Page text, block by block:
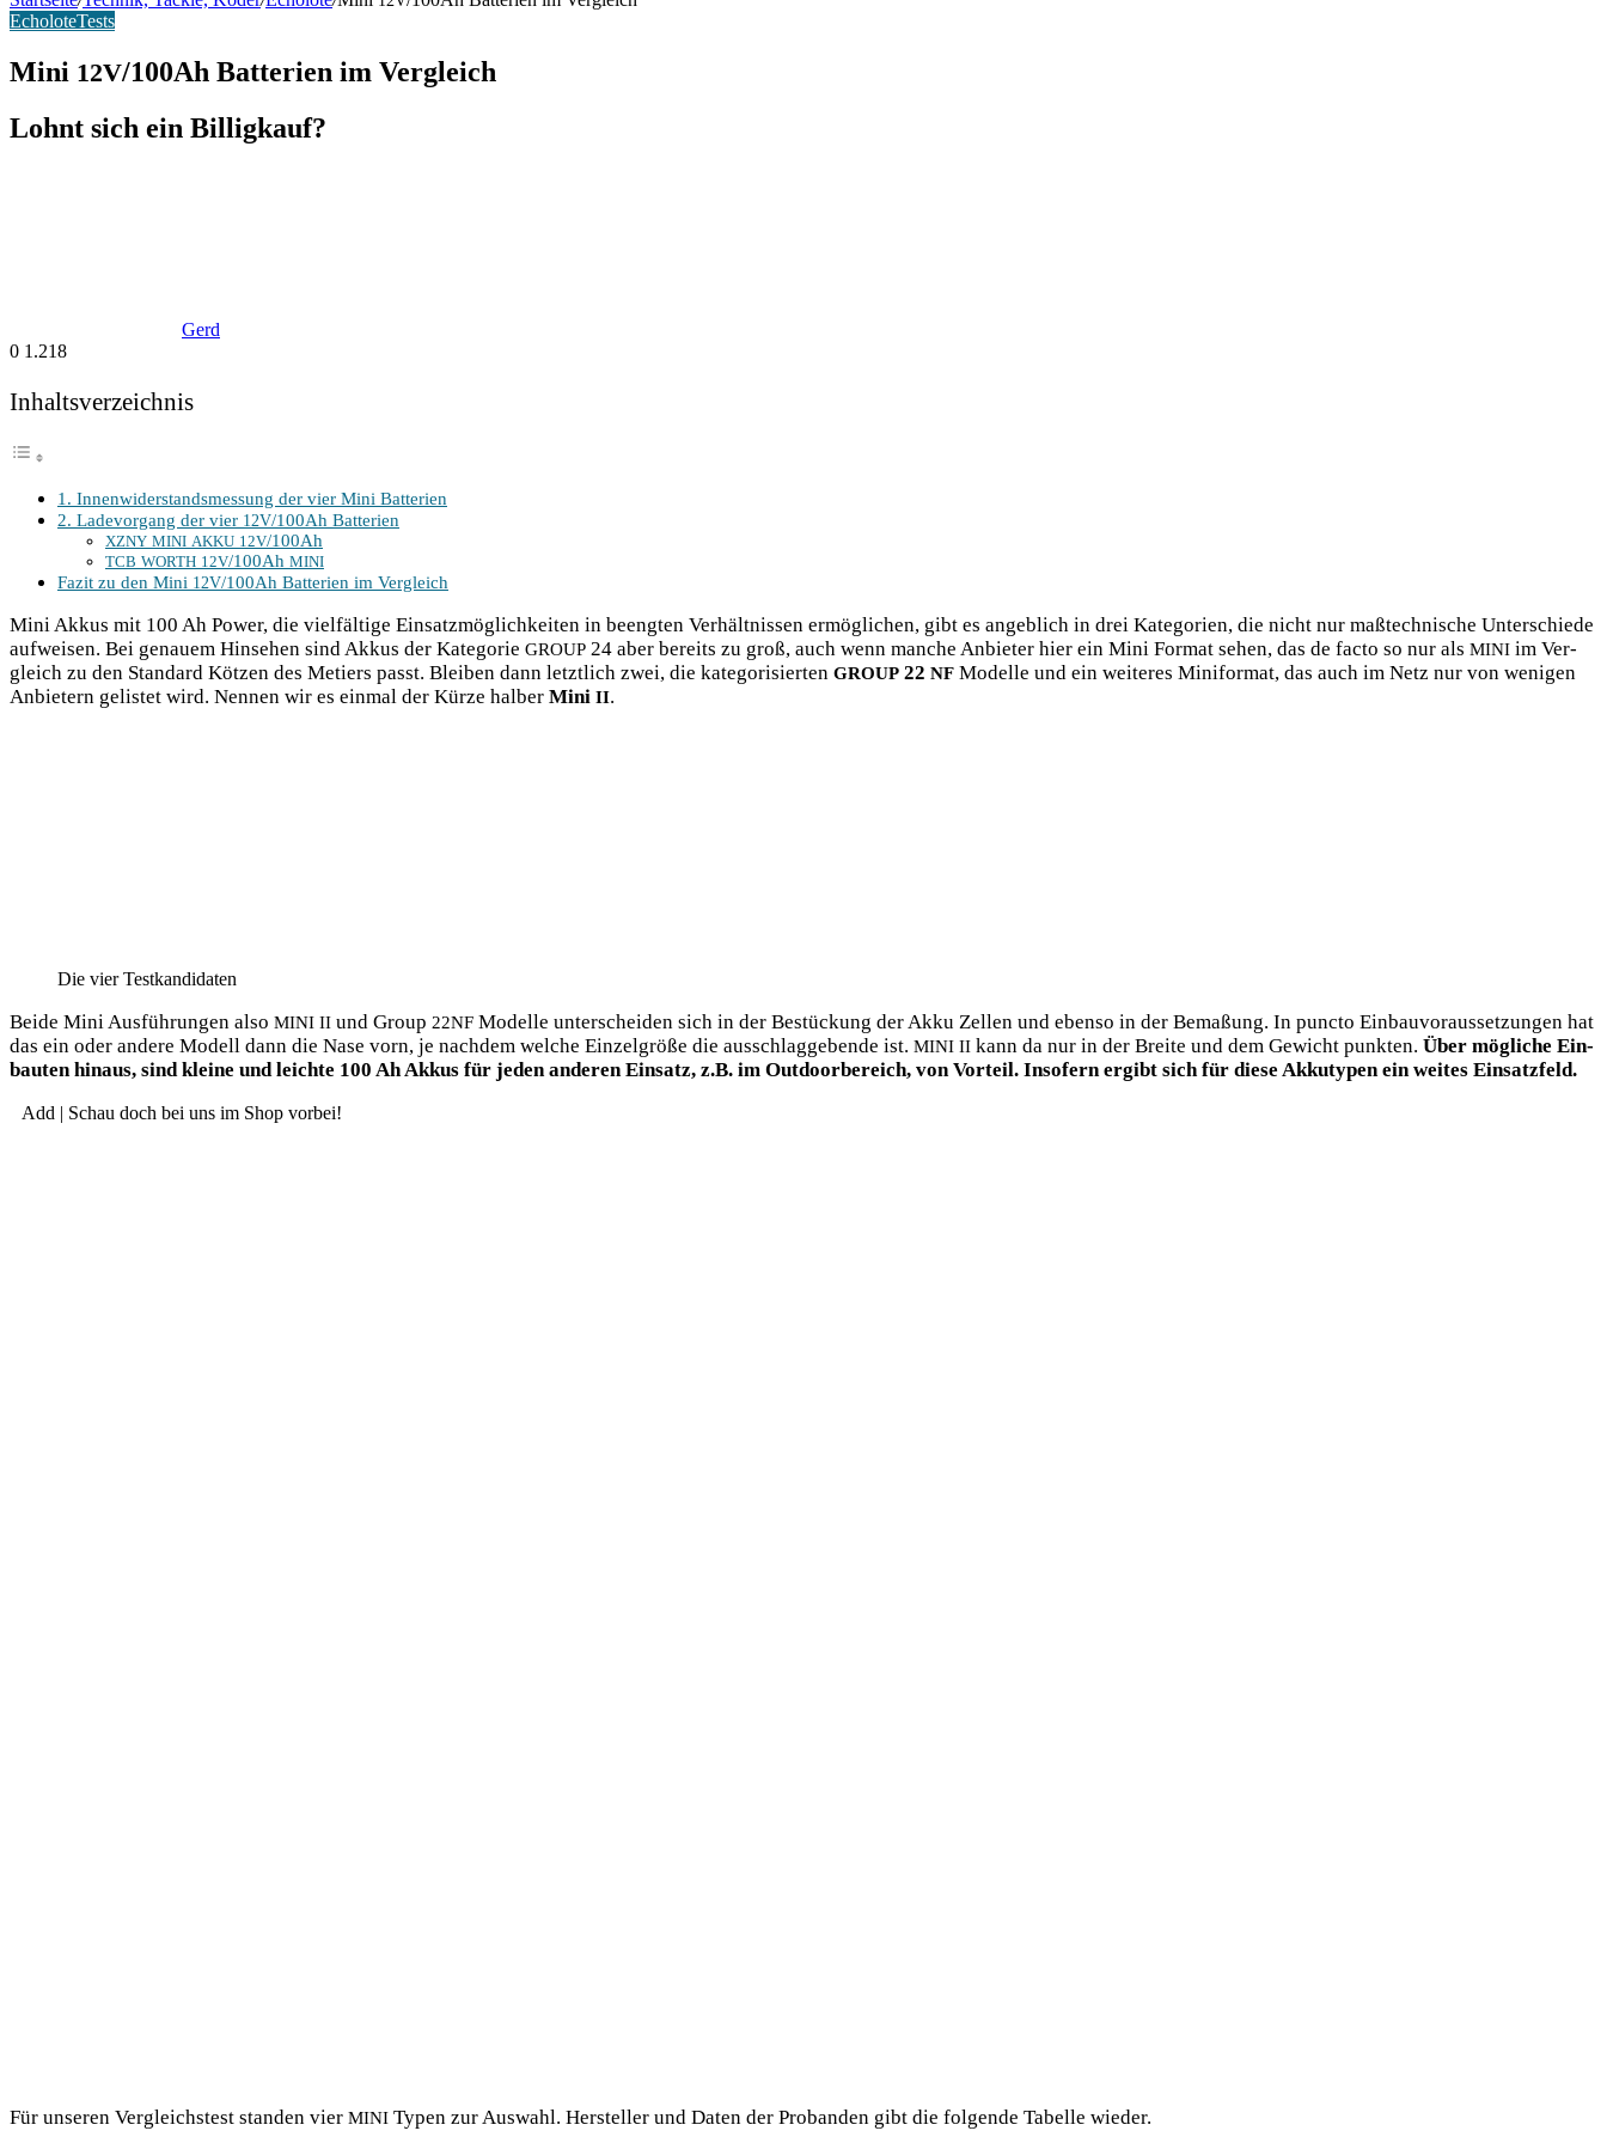
EcholoteTests
Mini 12V/100Ah Batterien im Vergleich
Lohnt sich ein Billigkauf?
Gerd
0 1.218
Inhalts­ver­zeich­nis
1. Innen­wi­der­stands­mes­sung der vier Mini Batterien
2. Lade­vor­gang der vier 12V/100Ah Batterien
XZNY MINI AKKU 12V/100Ah
TCB WORTH 12V/100Ah MINI
Fazit zu den Mini 12V/100Ah Bat­te­rien im Vergleich
Mini Akkus mit 100 Ah Power, die viel­fäl­ti­ge Ein­satz­mög­lich­kei­ten in beeng­ten Ver­hält­nis­sen ermög­li­chen, gibt es angeb­lich in drei Kate­go­rien, die nicht nur maß­tech­ni­sche Unter­schie­de
auf­wei­sen. Bei genau­em Hin­se­hen sind Akkus der Kate­go­rie GROUP 24 aber bereits zu groß, auch wenn man­che Anbie­ter hier ein Mini For­mat sehen, das de fac­to so nur als MINI im Ver­
gleich zu den Stan­dard Köt­zen des Metiers passt. Blei­ben dann letzt­lich zwei, die kate­go­ri­sier­ten GROUP 22 NF Model­le und ein wei­te­res Mini­for­mat, das auch im Netz nur von weni­gen
Anbie­tern gelis­tet wird. Nen­nen wir es ein­mal der Kür­ze hal­ber Mini II.
Die vier Testkandidaten
Bei­de Mini Aus­füh­run­gen also MINI II und Group 22NF Model­le unter­schei­den sich in der Bestü­ckung der Akku Zel­len und eben­so in der Bema­ßung. In punc­to Ein­bau­vor­aus­set­zun­gen hat
das ein oder ande­re Modell dann die Nase vorn, je nach­dem wel­che Ein­zel­grö­ße die aus­schlag­ge­ben­de ist. MINI II kann da nur in der Brei­te und dem Gewicht punk­ten. Über mög­li­che Ein­
bau­ten hin­aus, sind klei­ne und leich­te 100 Ah Akkus für jeden ande­ren Ein­satz, z.B. im Out­door­be­reich, von Vor­teil. Inso­fern ergibt sich für die­se Akku­ty­pen ein wei­tes Einsatzfeld.
Add | Schau doch bei uns im Shop vorbei!
Für unse­ren Ver­gleichs­test stan­den vier MINI Typen zur Aus­wahl. Her­stel­ler und Daten der Pro­ban­den gibt die fol­gen­de Tabel­le wieder.